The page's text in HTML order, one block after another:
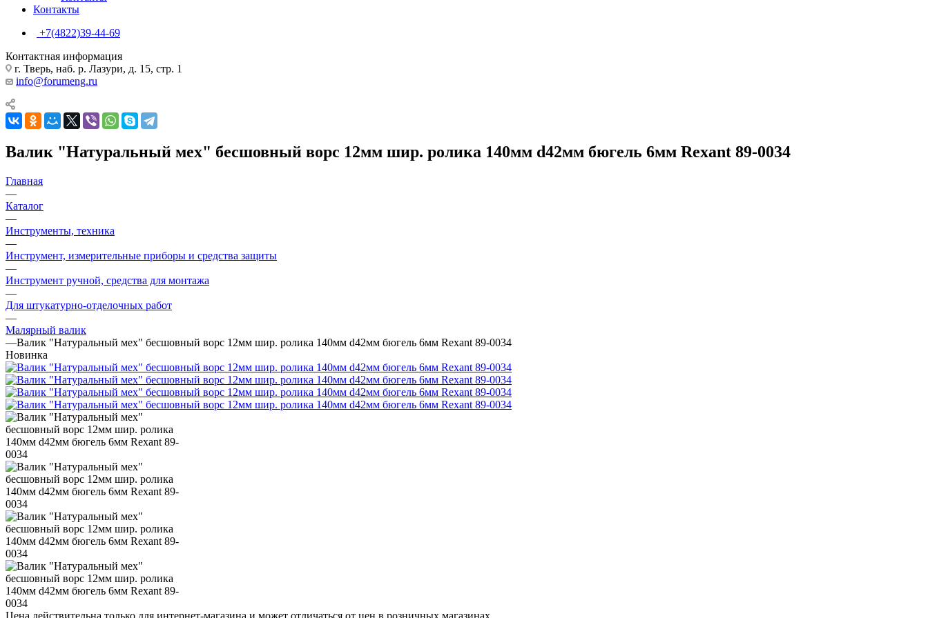
Контакты
+7(4822)39-44-69
Контактная информация
г. Тверь, наб. р. Лазури, д. 15, стр. 1
info@forumeng.ru
Валик "Натуральный мех" бесшовный ворс 12мм шир. ролика 140мм d42мм бюгель 6мм Rexant 89-0034
Главная
—
Каталог
—
Инструменты, техника
—
Инструмент, измерительные приборы и средства защиты
—
Инструмент ручной, средства для монтажа
—
Для штукатурно-отделочных работ
—
Малярный валик
—Валик "Натуральный мех" бесшовный ворс 12мм шир. ролика 140мм d42мм бюгель 6мм Rexant 89-0034
Новинка
Цена действительна только для интернет-магазина и может отличаться от цен в розничных магазинах